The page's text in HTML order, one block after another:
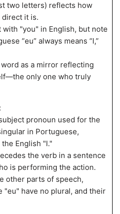
two letters) reflects how
direct it is.
with "you" in English, but note
“eu” always means “I,”
as a mirror reflecting
only one who truly
pronoun used for the
in Portuguese,
English "I."
the verb in a sentence
is performing the action.
other parts of speech,
"eu" have no plural, and their